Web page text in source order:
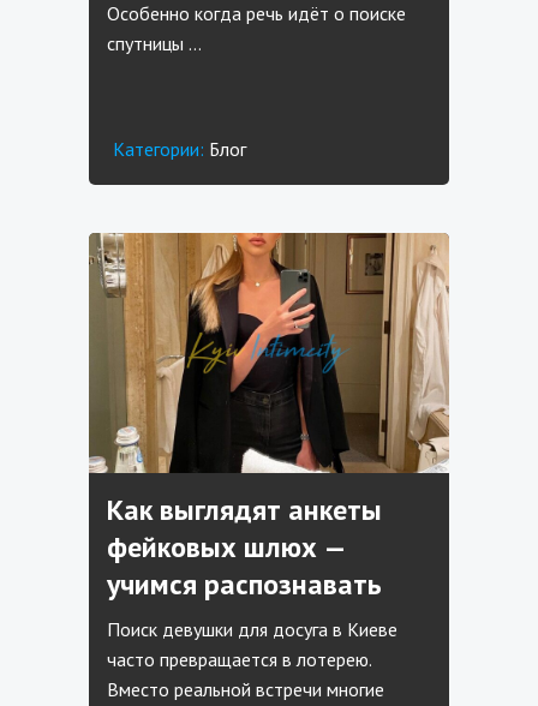
Особенно когда речь идёт о поиске
спутницы …
Категории: Блог
Как выглядят анкеты
фейковых шлюх —
учимся распознавать
Поиск девушки для досуга в Киеве
часто превращается в лотерею.
Вместо реальной встречи многие